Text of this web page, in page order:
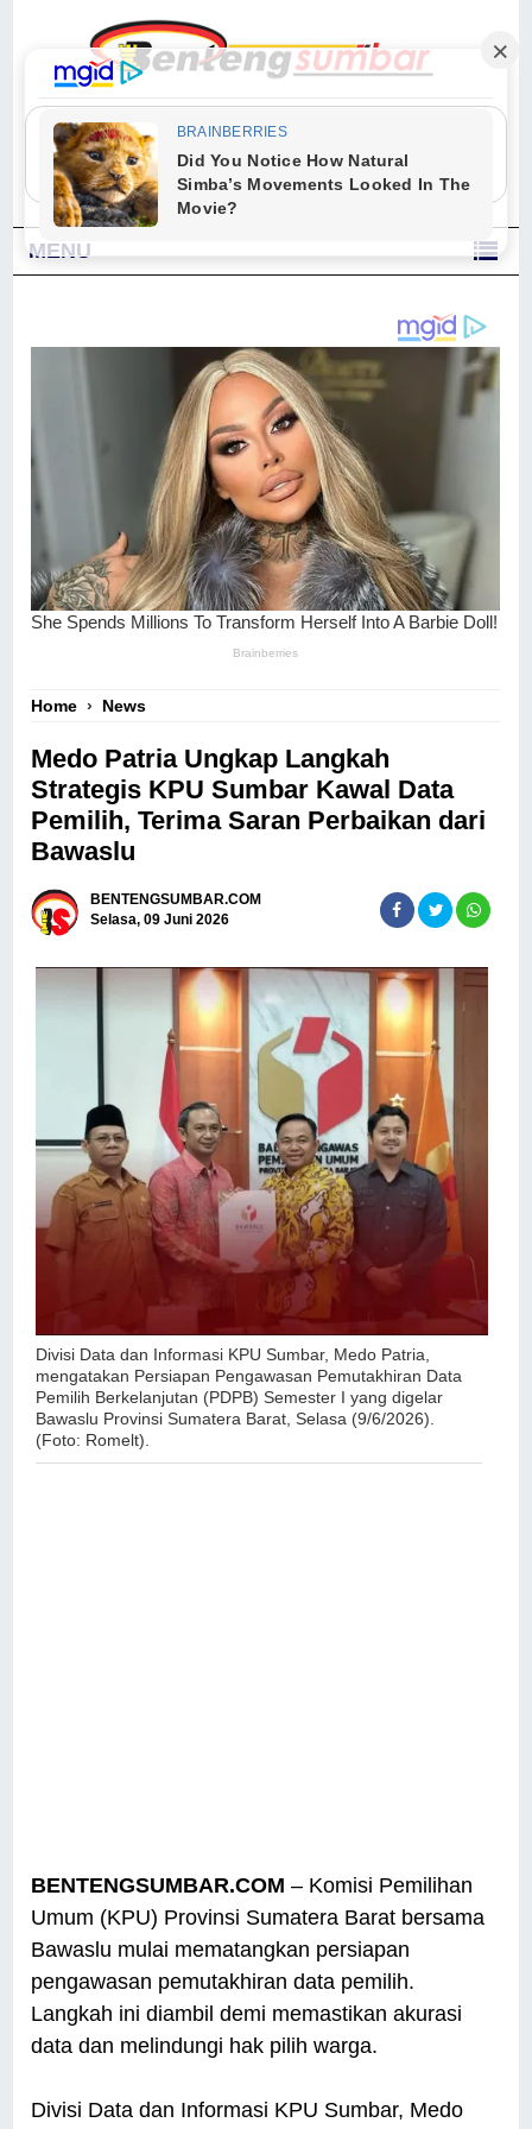
"Sesungguhnya Allah dan para malaikat-Nya berselawat untuk Nabi.
Wahai orang-orang yang beriman, berselawatlah kamu untuk Nabi dan
ucapkanlah salam dengan penuh penghormatan kepadanya." (Qs. Al
Ahzab Ayat 56)
MENU
Home › News
‎Medo Patria Ungkap Langkah
Strategis KPU Sumbar Kawal Data
Pemilih, Terima Saran Perbaikan dari
Bawaslu‎‎
BENTENGSUMBAR.COM
Selasa, 09 Juni 2026
Divisi Data dan Informasi KPU Sumbar, Medo Patria,
mengatakan Persiapan Pengawasan Pemutakhiran Data
Pemilih Berkelanjutan (PDPB) Semester I yang digelar
Bawaslu Provinsi Sumatera Barat, Selasa (9/6/2026).
(Foto: Romelt).
BENTENGSUMBAR.COM – Komisi Pemilihan
Umum (KPU) Provinsi Sumatera Barat bersama
Bawaslu mulai mematangkan persiapan
pengawasan pemutakhiran data pemilih.
Langkah ini diambil demi memastikan akurasi
data dan melindungi hak pilih warga.
Divisi Data dan Informasi KPU Sumbar, Medo